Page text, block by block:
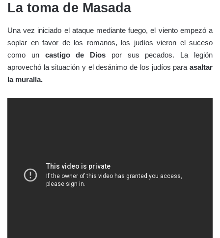
La toma de Masada
Una vez iniciado el ataque mediante fuego, el viento empezó a
soplar en favor de los romanos, los judíos vieron el suceso
como un castigo de Dios por sus pecados. La legión
aprovechó la situación y el desánimo de los judíos para asaltar
la muralla.